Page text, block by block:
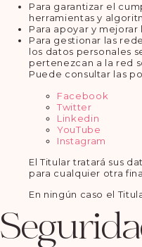
Para garantizar el
herramientas y
Para apoyar y
Para gestionar las
los datos personales
pertenezcan a la red
Puede consultar las
Facebook
Twitter
Linkedin
YouTube
Instagram
El Titular tratará sus
para cualquier otra
En ningún caso el